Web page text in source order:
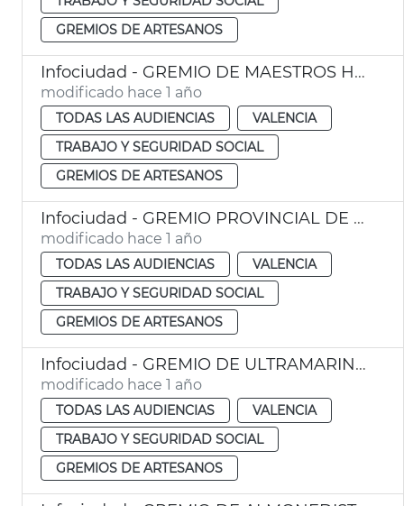
GREMIOS DE ARTESANOS
Infociudad - GREMIO DE MAESTROS HORNEROS DE VALENCIA
modificado hace 1 año
TODAS LAS AUDIENCIAS
VALENCIA
TRABAJO Y SEGURIDAD SOCIAL
GREMIOS DE ARTESANOS
Infociudad - GREMIO PROVINCIAL DE CARNICEROS Y CHARCUTEROS
modificado hace 1 año
TODAS LAS AUDIENCIAS
VALENCIA
TRABAJO Y SEGURIDAD SOCIAL
GREMIOS DE ARTESANOS
Infociudad - GREMIO DE ULTRAMARINOS Y SIMILARES
modificado hace 1 año
TODAS LAS AUDIENCIAS
VALENCIA
TRABAJO Y SEGURIDAD SOCIAL
GREMIOS DE ARTESANOS